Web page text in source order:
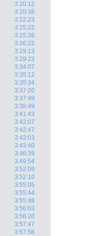
3:20:12
3:20:38
3:22:23
3:25:22
3:25:38
3:26:22
3:29:13
3:29:23
3:34:07
3:35:12
3:35:34
3:37:20
3:37:49
3:38:49
3:41:43
3:42:07
3:42:47
3:43:03
3:43:40
3:46:39
3:49:54
3:52:09
3:52:10
3:55:05
3:55:44
3:55:48
3:56:03
3:56:20
3:57:47
3:57:58